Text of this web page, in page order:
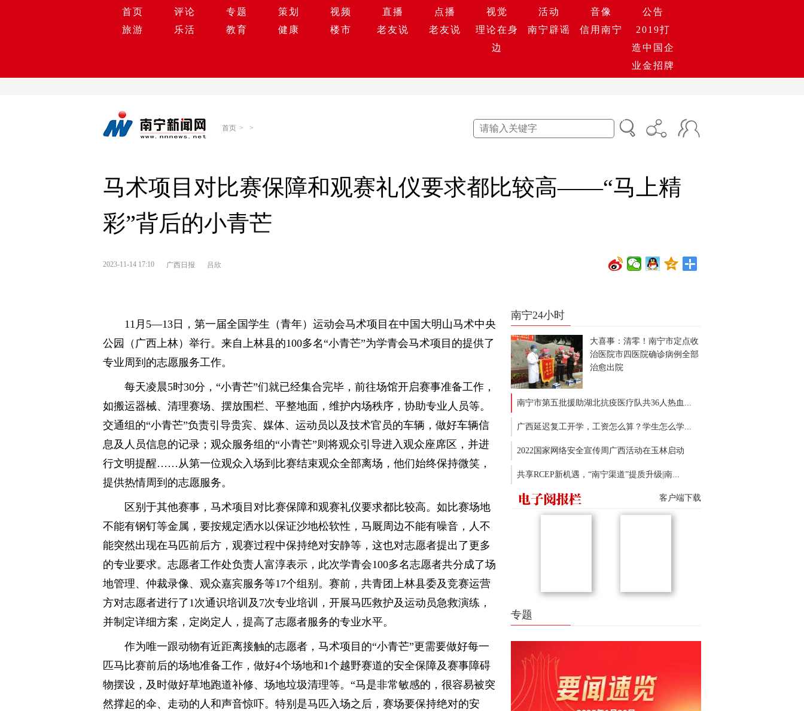
首页 评论 专题 策划 视频 直播 点播 视觉 活动 音像
公告
旅游
乐活 教育 健康 楼市 老友说 老友说
理论在身
边
南宁辟谣 信用南宁
2019打
造中国企
业金招牌
首页 > >
马术项目对比赛保障和观赛礼仪要求都比较高——“马上精
彩”背后的小青芒
2023-11-14 17:10 广西日报 吕欣
11月5—13日，第一届全国学生（青年）运动会马术项目在中国大明山马术中央
公园（广西上林）举行。来自上林县的100多名“小青芒”为学青会马术项目的提供了
专业周到的志愿服务工作。
每天凌晨5时30分，“小青芒”们就已经集合完毕，前往场馆开启赛事准备工作，
如搬运器械、清理赛场、摆放围栏、平整地面，维护内场秩序，协助专业人员等。
交通组的“小青芒”负责引导贵宾、媒体、运动员以及技术官员的车辆，做好车辆信
息及人员信息的记录；观众服务组的“小青芒”则将观众引导进入观众座席区，并进
行文明提醒……从第一位观众入场到比赛结束观众全部离场，他们始终保持微笑，
提供热情周到的志愿服务。
区别于其他赛事，马术项目对比赛保障和观赛礼仪要求都比较高。如比赛场地
不能有钢钉等金属，要按规定洒水以保证沙地松软性，马厩周边不能有噪音，人不
能突然出现在马匹前后方，观赛过程中保持绝对安静等，这也对志愿者提出了更多
的专业要求。志愿者工作处负责人富淳表示，此次学青会100多名志愿者共分成了场
地管理、仲裁录像、观众嘉宾服务等17个组别。赛前，共青团上林县委及竞赛运营
方对志愿者进行了1次通识培训及7次专业培训，开展马匹救护及运动员急救演练，
并制定详细方案，定岗定人，提高了志愿者服务的专业水平。
作为唯一跟动物有近距离接触的志愿者，马术项目的“小青芒”更需要做好每一
匹马比赛前后的场地准备工作，做好4个场地和1个越野赛道的安全保障及赛事障碍
物摆设，及时做好草地跑道补修、场地垃圾清理等。“马是非常敏感的，很容易被突
然撑起的伞、走动的人和声音惊吓。特别是马匹入场之后，赛场要保持绝对的安
南宁24小时
大喜事：清零！南宁市定点收
治医院市四医院确诊病例全部
治愈出院
南宁市第五批援助湖北抗疫医疗队共36人热血...
广西延迟复工开学，工资怎么算？学生怎么学...
2022国家网络安全宣传周广西活动在玉林启动
共享RCEP新机遇，“南宁渠道”提质升级|南...
客户端下载
专题